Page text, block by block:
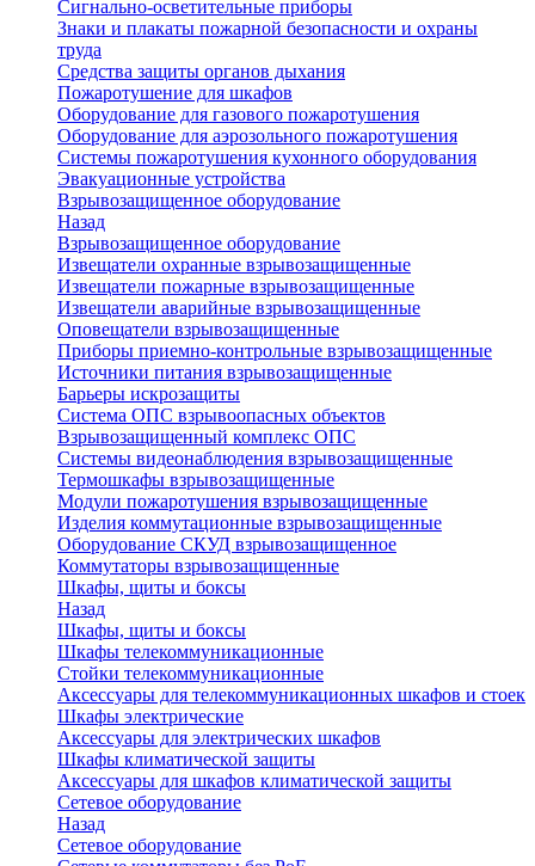
Сигнально-осветительные приборы
Знаки и плакаты пожарной безопасности и охраны
труда
Средства защиты органов дыхания
Пожаротушение для шкафов
Оборудование для газового пожаротушения
Оборудование для аэрозольного пожаротушения
Системы пожаротушения кухонного оборудования
Эвакуационные устройства
Взрывозащищенное оборудование
Назад
Взрывозащищенное оборудование
Извещатели охранные взрывозащищенные
Извещатели пожарные взрывозащищенные
Извещатели аварийные взрывозащищенные
Оповещатели взрывозащищенные
Приборы приемно-контрольные взрывозащищенные
Источники питания взрывозащищенные
Барьеры искрозащиты
Система ОПС взрывоопасных объектов
Взрывозащищенный комплекс ОПС
Системы видеонаблюдения взрывозащищенные
Термошкафы взрывозащищенные
Модули пожаротушения взрывозащищенные
Изделия коммутационные взрывозащищенные
Оборудование СКУД взрывозащищенное
Коммутаторы взрывозащищенные
Шкафы, щиты и боксы
Назад
Шкафы, щиты и боксы
Шкафы телекоммуникационные
Стойки телекоммуникационные
Аксессуары для телекоммуникационных шкафов и стоек
Шкафы электрические
Аксессуары для электрических шкафов
Шкафы климатической защиты
Аксессуары для шкафов климатической защиты
Сетевое оборудование
Назад
Сетевое оборудование